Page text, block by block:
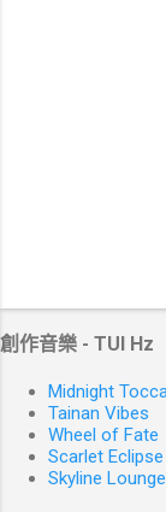
創作音樂 - TUI Hz
Midnight
Tainan Vibes
Wheel of Fate
Scarlet
Skyline Lounge